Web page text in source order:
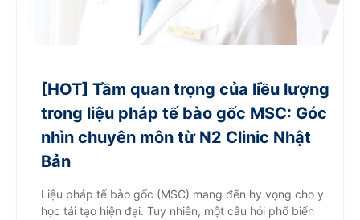
[HOT] Tầm quan trọng của liều lượng
trong liệu pháp tế bào gốc MSC: Góc
nhìn chuyên môn từ N2 Clinic Nhật
Bản
Liệu pháp tế bào gốc (MSC) mang đến hy vọng cho y
học tái tạo hiện đại. Tuy nhiên, một câu hỏi phổ biến